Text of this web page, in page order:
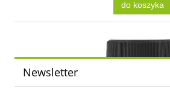
do koszyka
Newsletter